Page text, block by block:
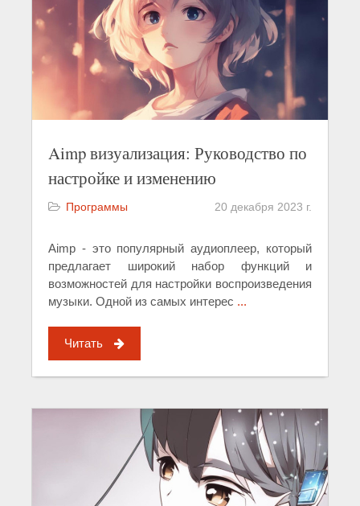
Aimp визуализация: Руководство по
настройке и изменению
Программы 20 декабря 2023 г.
Aimp - это популярный аудиоплеер, который
предлагает широкий набор функций и
возможностей для настройки воспроизведения
музыки. Одной из самых интерес ...
Читать